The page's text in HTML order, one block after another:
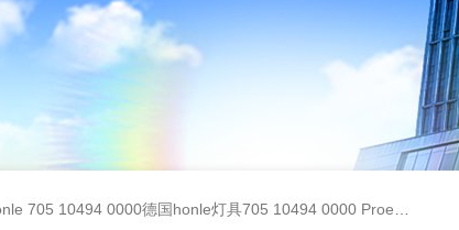
705 10494 0000德国honle灯具705 10494 0000 Proemion wireless 4001德国Proemion模块CANlink wireless 4001